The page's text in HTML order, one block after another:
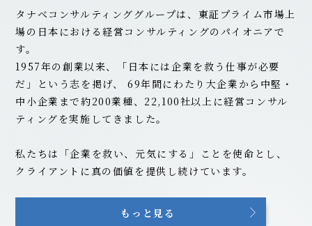
タナベコンサルティンググループは、東証プライム市場上
場の日本における経営コンサルティングのパイオニアで
す。
1957年の創業以来、「日本には企業を救う仕事が必要
だ」という志を掲げ、
69年間にわたり大企業から中堅・
中小企業まで約200業種、22,100社以上に経営コンサル
ティングを実施してきました。
私たちは「企業を救い、元気にする」ことを使命とし、
クライアントに真の価値を提供し続けています。
もっと見る